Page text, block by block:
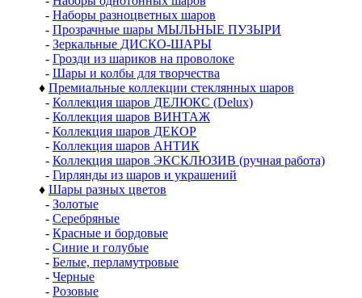
- Наборы разноцветных шаров
- Прозрачные шары МЫЛЬНЫЕ ПУЗЫРИ
- Зеркальные ДИСКО-ШАРЫ
- Грозди из шариков на проволоке
- Шары и колбы для творчества
♦ Премиальные коллекции стеклянных шаров
- Коллекция шаров ДЕЛЮКС (Delux)
- Коллекция шаров ВИНТАЖ
- Коллекция шаров ДЕКОР
- Коллекция шаров АНТИК
- Коллекция шаров ЭКСКЛЮЗИВ (ручная работа)
- Гирлянды из шаров и украшений
♦ Шары разных цветов
- Золотые
- Серебряные
- Красные и бордовые
- Синие и голубые
- Белые, перламутровые
- Черные
- Розовые